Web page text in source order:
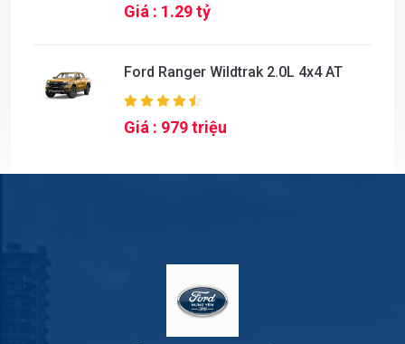
Giá : 1.29 tỷ
Ford Ranger Wildtrak 2.0L 4x4 AT
Giá : 979 triệu